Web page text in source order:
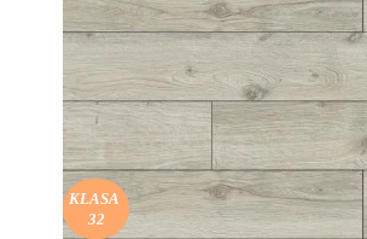
KLASA
32